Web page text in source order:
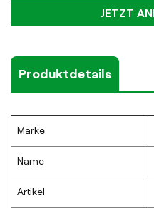
JETZT
Produktdetails
Marke
Name
Artikel